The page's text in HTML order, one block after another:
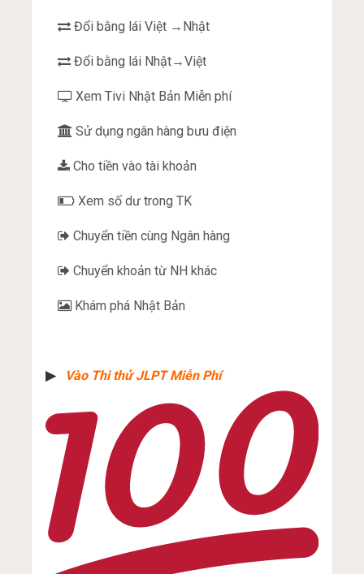
Đổi bằng lái Việt →Nhật
Đổi bằng lái Nhật→Việt
Xem Tivi Nhật Bản Miễn phí
Sử dụng ngân hàng bưu điện
Cho tiền vào tài khoản
Xem số dư trong TK
Chuyển tiền cùng Ngân hàng
Chuyển khoản từ NH khác
Khám phá Nhật Bản
▶︎ Vào Thi thử JLPT Miễn Phí